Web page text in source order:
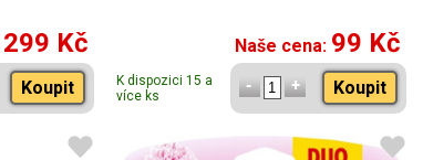
299 Kč
Koupit
Naše cena: 99 Kč
K dispozici 15 a
více ks
Koupit